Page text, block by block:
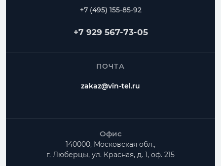
+7 (495) 155-85-92
+7 929 567-73-05
ПОЧТА
zakaz@vin-tel.ru
Офис
140000, Московская обл.,
г. Люберцы, ул. Красная, д. 1, оф. 215